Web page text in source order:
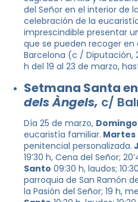
del Señor en el interior de
celebración de la
imprescindible presentar
que se pueden recoger en
Barcelona (c / Diputación,
h del 19 al 23 de marzo,
Setmana Santa
dels Àngels, c/
Día 25 de marzo,
eucaristía familiar. Martes
penitencial personalizada.
19’30 h, Cena del Señor;
Santo 09:30 h, laudos;
parroquia de San Ramón
la Pasión del Señor; 19 h,